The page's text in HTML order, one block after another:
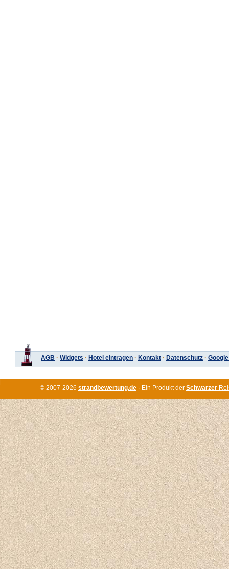
AGB · Widgets · Hotel eintragen · Kontakt · Datenschutz ·
© 2007-2026 strandbewertung.de · Ein Produkt der Schwarzer